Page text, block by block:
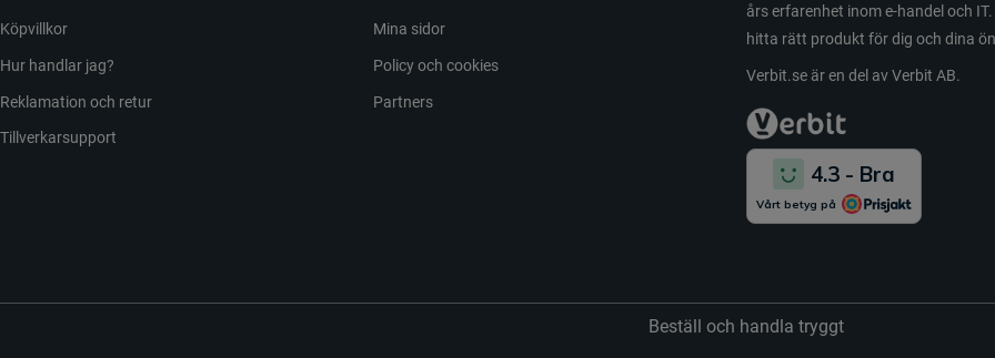
Köpvillkor
Hur handlar jag?
Reklamation och retur
Tillverkarsupport
Mina sidor
Policy och cookies
Partners
års erfarenhet inom e-handel och
hitta rätt produkt för dig och dina
Verbit.se är en del av Verbit AB.
Beställ och handla tryggt